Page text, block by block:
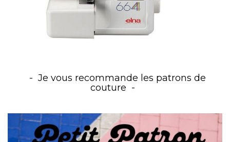
Je vous recommande les patrons de
couture